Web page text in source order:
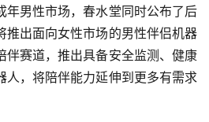
年男性市场，春水堂同时公布了后
推出面向女性市场的男性伴侣机器
伴赛道，推出具备安全监测、健康
人，将陪伴能力延伸到更多有需求